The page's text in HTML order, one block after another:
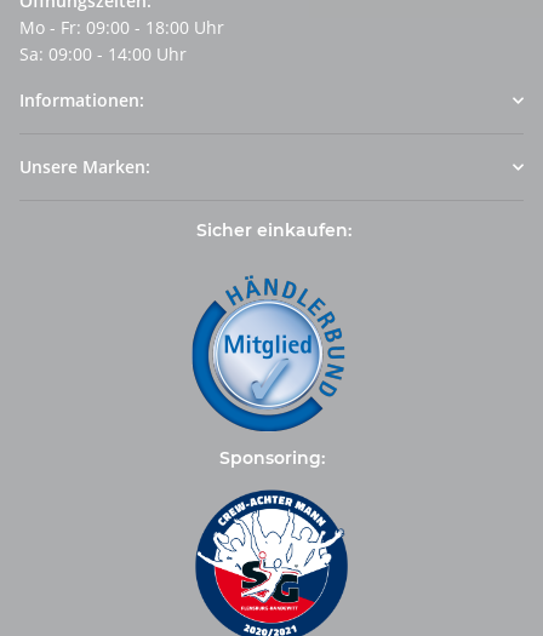
Mo - Fr: 09:00 - 18:00 Uhr
Sa: 09:00 - 14:00 Uhr
Informationen:
Unsere Marken:
Sicher einkaufen:
Sponsoring: